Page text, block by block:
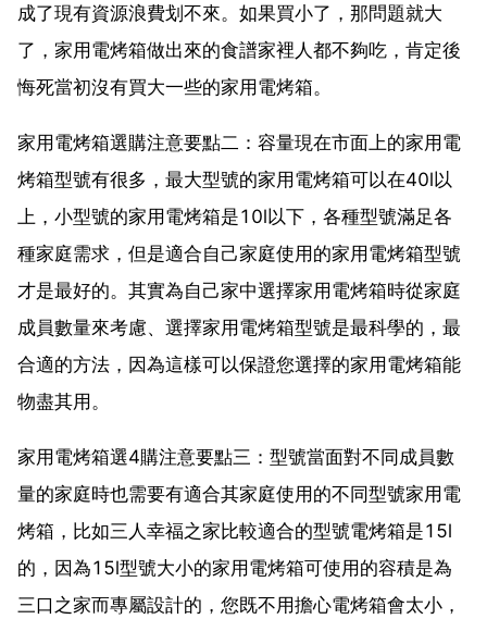
成了現有資源浪費划不來。如果買小了，那問題就大
了，家用電烤箱做出來的食譜家裡人都不夠吃，肯定後
悔死當初沒有買大一些的家用電烤箱。
家用電烤箱選購注意要點二：容量現在市面上的家用電
烤箱型號有很多，最大型號的家用電烤箱可以在40l以
上，小型號的家用電烤箱是10l以下，各種型號滿足各
種家庭需求，但是適合自己家庭使用的家用電烤箱型號
才是最好的。其實為自己家中選擇家用電烤箱時從家庭
成員數量來考慮、選擇家用電烤箱型號是最科學的，最
合適的方法，因為這樣可以保證您選擇的家用電烤箱能
物盡其用。
家用電烤箱選4購注意要點三：型號當面對不同成員數
量的家庭時也需要有適合其家庭使用的不同型號家用電
烤箱，比如三人幸福之家比較適合的型號電烤箱是15l
的，因為15l型號大小的家用電烤箱可使用的容積是為
三口之家而專屬設計的，您既不用擔心電烤箱會太小，